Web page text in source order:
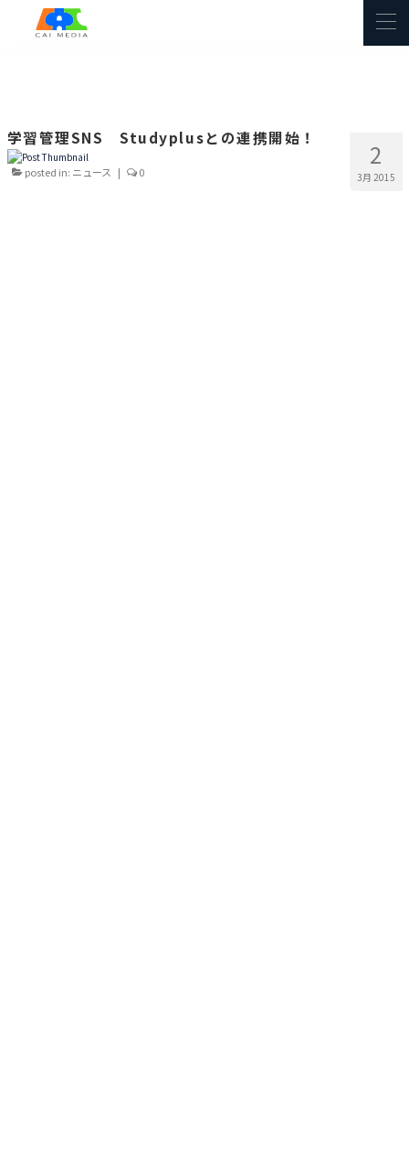
2
3月 2015
学習管理SNS Studyplusとの連携開始！
posted in: ニュース | 0